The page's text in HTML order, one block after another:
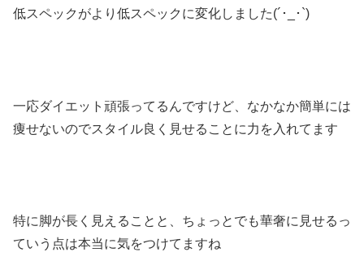
低スペックがより低スペックに変化しました(´･_･`)
一応ダイエット頑張ってるんですけど、なかなか簡単には
痩せないのでスタイル良く見せることに力を入れてます
特に脚が長く見えることと、ちょっとでも華奢に見せるっ
ていう点は本当に気をつけてますね